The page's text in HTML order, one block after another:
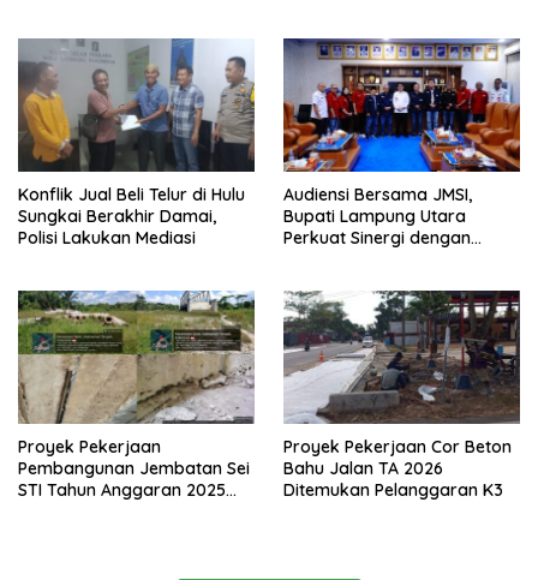
Konflik Jual Beli Telur di Hulu
Sungkai Berakhir Damai,
Polisi Lakukan Mediasi
Audiensi Bersama JMSI,
Bupati Lampung Utara
Perkuat Sinergi dengan
Proyek Pekerjaan
Pembangunan Jembatan Sei
STI Tahun Anggaran 2025
Proyek Pekerjaan Cor Beton
Bahu Jalan TA 2026
Ditemukan Pelanggaran K3